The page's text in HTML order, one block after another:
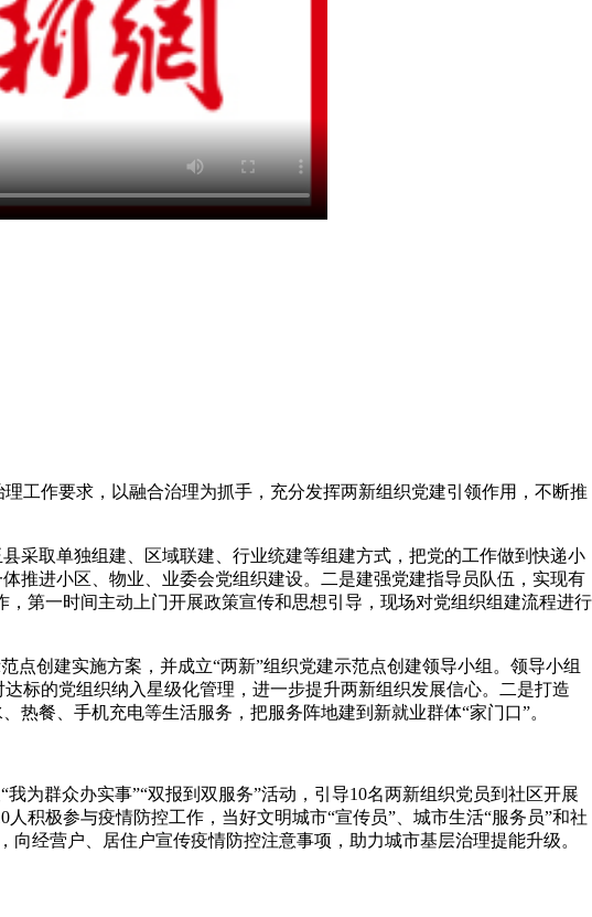
作要求，以融合治理为抓手，充分发挥两新组织党建引领作用，不断推
取单独组建、区域联建、行业统建等组建方式，把党的工作做到快递小
推进小区、物业、业委会党组织建设。二是建强党建指导员队伍，实现有
第一时间主动上门开展政策宣传和思想引导，现场对党组织组建流程进行
创建实施方案，并成立“两新”组织党建示范点创建领导小组。领导小组
标的党组织纳入星级化管理，进一步提升两新组织发展信心。二是打造
热餐、手机充电等生活服务，把服务阵地建到新就业群体“家门口”。
为群众办实事”“双报到双服务”活动，引导10名两新组织党员到社区开展
积极参与疫情防控工作，当好文明城市“宣传员”、城市生活“服务员”和社
经营户、居住户宣传疫情防控注意事项，助力城市基层治理提能升级。